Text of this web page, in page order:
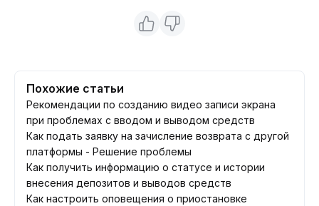
Похожие статьи
Рекомендации по созданию видео записи экрана
при проблемах с вводом и выводом средств
Как подать заявку на зачисление возврата с другой
платформы - Решение проблемы
Как получить информацию о статусе и истории
внесения депозитов и выводов средств
Как настроить оповещения о приостановке